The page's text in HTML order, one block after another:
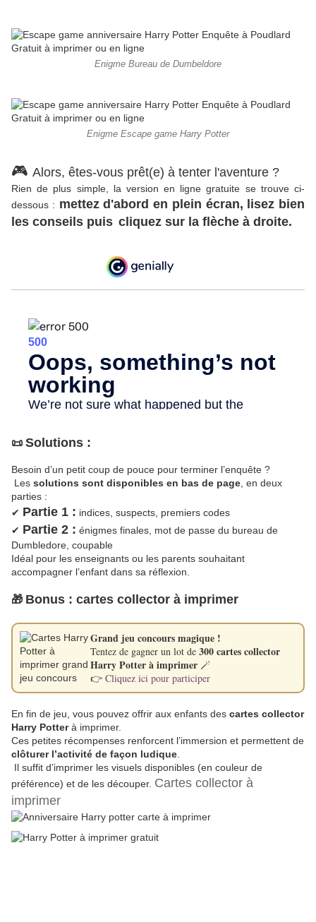
Enigme Bureau de Dumbeldore
Enigme Escape game Harry Potter
🎮 Alors, êtes-vous prêt(e) à tenter l'aventure ?
Rien de plus simple, la version en ligne gratuite se trouve ci-
dessous : mettez d'abord en plein écran, lisez bien
les conseils puis cliquez sur la flèche à droite.
📜 Solutions :
Besoin d’un petit coup de pouce pour terminer l’enquête ?
Les solutions sont disponibles en bas de page, en deux
parties :
✔ Partie 1 : indices, suspects, premiers codes
✔ Partie 2 : énigmes finales, mot de passe du bureau de
Dumbledore, coupable
Idéal pour les enseignants ou les parents souhaitant
accompagner l’enfant dans sa réflexion.
🎁 Bonus : cartes collector à imprimer
Grand jeu concours magique !
Tentez de gagner un lot de 300 cartes collector
Harry Potter à imprimer 🪄
👉 Cliquez ici pour participer
En fin de jeu, vous pouvez offrir aux enfants des cartes collector
Harry Potterà imprimer.
Ces petites récompenses renforcent l’immersion et permettent de
clôturer l’activité de façon ludique
Il suffit d’imprimer les visuels disponibles (en couleur de
préférence) et de les découper. Cartes collector à
imprimer